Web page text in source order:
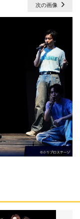
次の画像